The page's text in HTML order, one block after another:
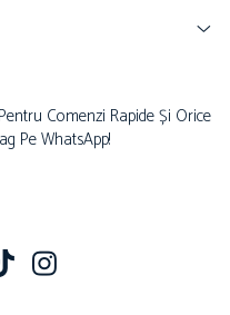
Comenzi Rapide Și Orice
Pe WhatsApp!